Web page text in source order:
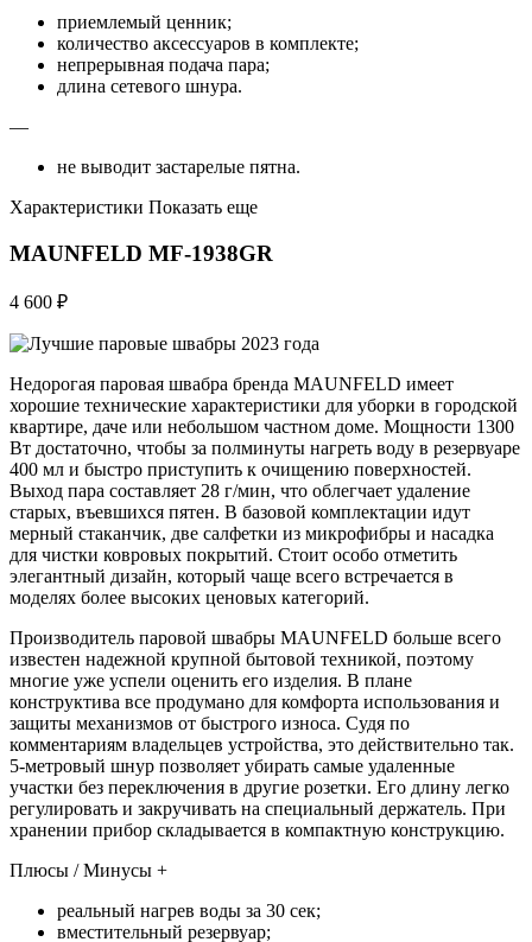
приемлемый ценник;
количество аксессуаров в комплекте;
непрерывная подача пара;
длина сетевого шнура.
—
не выводит застарелые пятна.
Характеристики Показать еще
MAUNFELD MF-1938GR
4 600 ₽
Недорогая паровая швабра бренда MAUNFELD имеет
хорошие технические характеристики для уборки в городской
квартире, даче или небольшом частном доме. Мощности 1300
Вт достаточно, чтобы за полминуты нагреть воду в резервуаре
400 мл и быстро приступить к очищению поверхностей.
Выход пара составляет 28 г/мин, что облегчает удаление
старых, въевшихся пятен. В базовой комплектации идут
мерный стаканчик, две салфетки из микрофибры и насадка
для чистки ковровых покрытий. Стоит особо отметить
элегантный дизайн, который чаще всего встречается в
моделях более высоких ценовых категорий.
Производитель паровой швабры MAUNFELD больше всего
известен надежной крупной бытовой техникой, поэтому
многие уже успели оценить его изделия. В плане
конструктива все продумано для комфорта использования и
защиты механизмов от быстрого износа. Судя по
комментариям владельцев устройства, это действительно так.
5-метровый шнур позволяет убирать самые удаленные
участки без переключения в другие розетки. Его длину легко
регулировать и закручивать на специальный держатель. При
хранении прибор складывается в компактную конструкцию.
Плюсы / Минусы +
реальный нагрев воды за 30 сек;
вместительный резервуар;